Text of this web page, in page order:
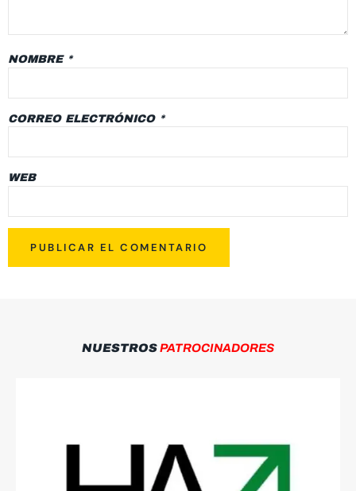
NOMBRE *
CORREO ELECTRÓNICO *
WEB
NUESTROSPATROCINADORES